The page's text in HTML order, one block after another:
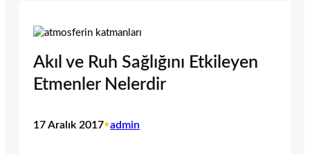
Akıl ve Ruh Sağlığını Etkileyen
Etmenler Nelerdir
17 Aralık 2017•admin